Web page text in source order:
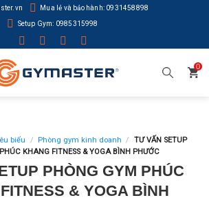
Mua lẻ và bảo hành: 0931458898
Setup Gym: 0985315998
0
biểu / Phòng gym kinh doanh /
TƯ VẤN SETUP
KHANG FITNESS & YOGA BÌNH PHƯỚC
PHÒNG GYM PHÚC
& YOGA BÌNH